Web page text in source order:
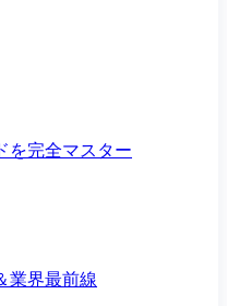
を完全マスター
業界最前線